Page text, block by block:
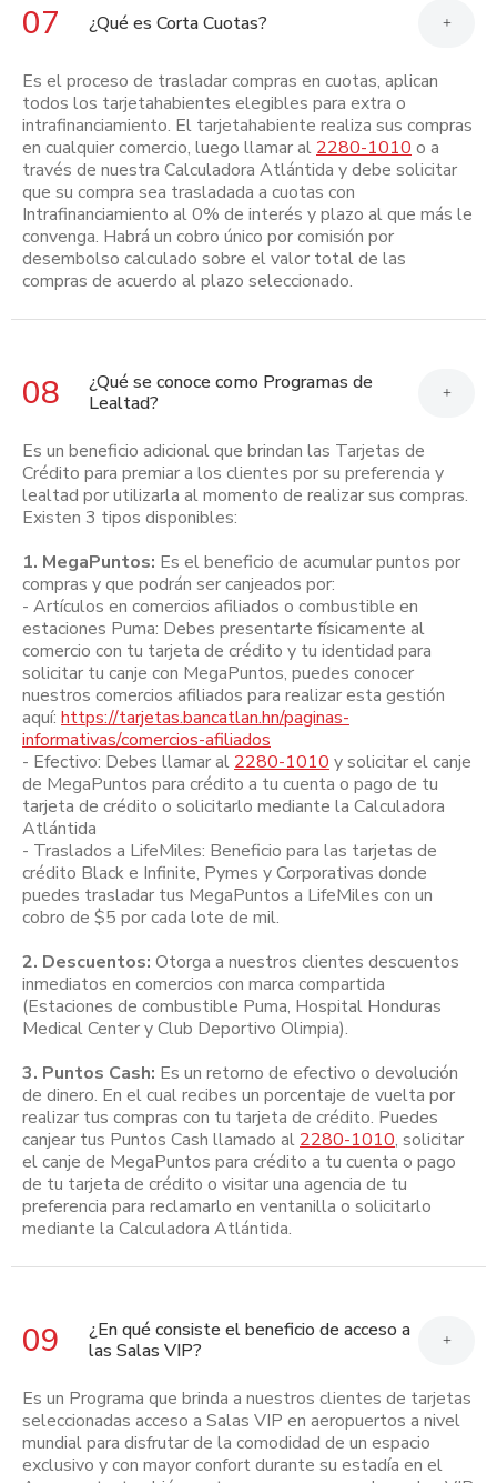
07 ¿Qué es Corta Cuotas? +
Es el proceso de trasladar compras en cuotas, aplican
todos los tarjetahabientes elegibles para extra o
intrafinanciamiento. El tarjetahabiente realiza sus compras
en cualquier comercio, luego llamar al 2280-1010 o a
través de nuestra Calculadora Atlántida y debe solicitar
que su compra sea trasladada a cuotas con
Intrafinanciamiento al 0% de interés y plazo al que más le
convenga. Habrá un cobro único por comisión por
desembolso calculado sobre el valor total de las
compras de acuerdo al plazo seleccionado.
08
¿Qué se conoce como Programas de
Lealtad?
+
Es un beneficio adicional que brindan las Tarjetas de
Crédito para premiar a los clientes por su preferencia y
lealtad por utilizarla al momento de realizar sus compras.
Existen 3 tipos disponibles:
1. MegaPuntos: Es el beneficio de acumular puntos por
compras y que podrán ser canjeados por:
- Artículos en comercios afiliados o combustible en
estaciones Puma: Debes presentarte físicamente al
comercio con tu tarjeta de crédito y tu identidad para
solicitar tu canje con MegaPuntos, puedes conocer
nuestros comercios afiliados para realizar esta gestión
aquí: https://tarjetas.bancatlan.hn/paginas-
informativas/comercios-afiliados
- Efectivo: Debes llamar al 2280-1010 y solicitar el canje
de MegaPuntos para crédito a tu cuenta o pago de tu
tarjeta de crédito o solicitarlo mediante la Calculadora
Atlántida
- Traslados a LifeMiles: Beneficio para las tarjetas de
crédito Black e Infinite, Pymes y Corporativas donde
puedes trasladar tus MegaPuntos a LifeMiles con un
cobro de $5 por cada lote de mil.
2. Descuentos: Otorga a nuestros clientes descuentos
inmediatos en comercios con marca compartida
(Estaciones de combustible Puma, Hospital Honduras
Medical Center y Club Deportivo Olimpia).
3. Puntos Cash: Es un retorno de efectivo o devolución
de dinero. En el cual recibes un porcentaje de vuelta por
realizar tus compras con tu tarjeta de crédito. Puedes
canjear tus Puntos Cash llamado al 2280-1010, solicitar
el canje de MegaPuntos para crédito a tu cuenta o pago
de tu tarjeta de crédito o visitar una agencia de tu
preferencia para reclamarlo en ventanilla o solicitarlo
mediante la Calculadora Atlántida.
09
¿En qué consiste el beneficio de acceso a
las Salas VIP?
+
Es un Programa que brinda a nuestros clientes de tarjetas
seleccionadas acceso a Salas VIP en aeropuertos a nivel
mundial para disfrutar de la comodidad de un espacio
exclusivo y con mayor confort durante su estadía en el